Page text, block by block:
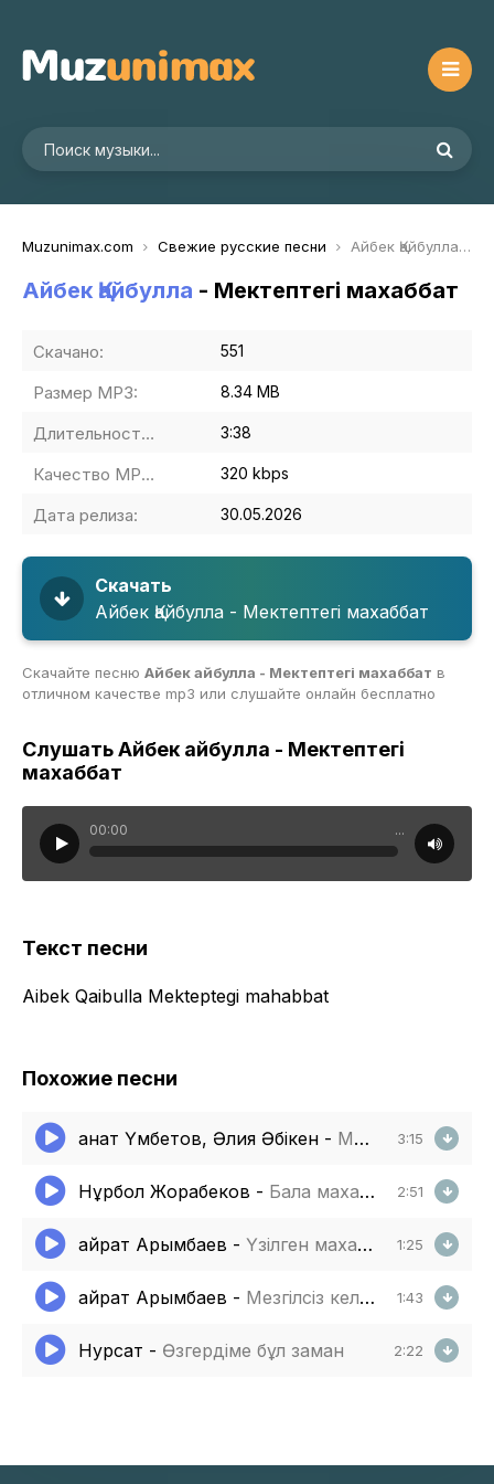
Muzunimax.com Свежие русские песни Айбек Қайбулла - Мектептегі махаббат
Айбек Қайбулла - Мектептегі махаббат
Скачано: 551
Размер MP3: 8.34 MB
Длительность MP3: 3:38
Качество MP3: 320 kbps
Дата релиза: 30.05.2026
Скачать
Айбек Қайбулла - Мектептегі махаббат
Скачайте песню Айбек Қайбулла - Мектептегі махаббат в
отличном качестве mp3 или слушайте онлайн бесплатно
Слушать Айбек Қайбулла - Мектептегі
махаббат
00:00 ...
Текст песни
Aibek Qaibulla Mekteptegi mahabbat
Похожие песни
Қанат Үмбетов, Әлия Әбікен - Махаббат үшін 3:15
Нұрбол Жорабеков - Бала махаббат 2:51
Қайрат Арымбаев - Үзілген махаббат 1:25
Қайрат Арымбаев - Мезгілсіз келген махаббат 1:43
Нурсат - Өзгердіме бұл заман 2:22